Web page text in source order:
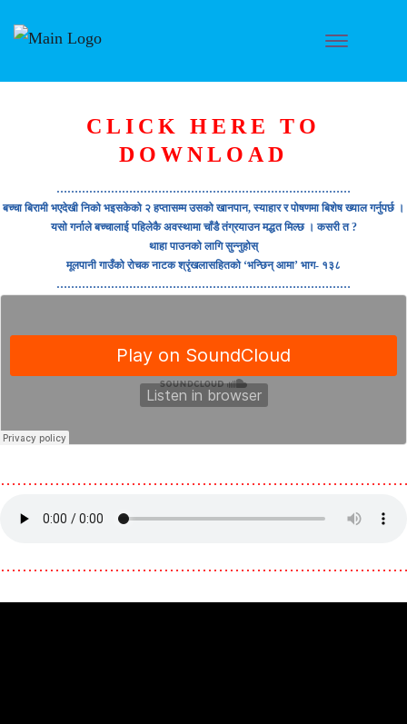
CLICK HERE TO
DOWNLOAD
………………………………………………………………………
बच्चा बिरामी भएदेखी निको भइसकेको २ हप्तासम्म उसको खानपान, स्याहार र पोषणमा बिशेष ख्याल गर्नुपर्छ ।
यसो गर्नाले बच्चालाई पहिलेकै अवस्थामा चाँडै तंग्रयाउन मद्धत मिल्छ । कसरी त ?
थाहा पाउनको लागि सुन्नुहोस्
मूलपानी गाउँको रोचक नाटक श्रृंखलासहितको ‘भन्छिन् आमा’ भाग- १३८
………………………………………………………………………